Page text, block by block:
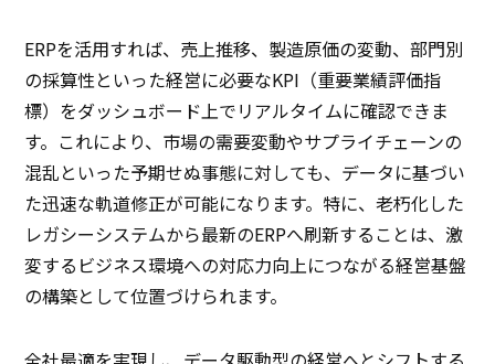
ERPを活用すれば、売上推移、製造原価の変動、部門別
の採算性といった経営に必要なKPI（重要業績評価指
標）をダッシュボード上でリアルタイムに確認できま
す。これにより、市場の需要変動やサプライチェーンの
混乱といった予期せぬ事態に対しても、データに基づい
た迅速な軌道修正が可能になります。特に、老朽化した
レガシーシステムから最新のERPへ刷新することは、激
変するビジネス環境への対応力向上につながる経営基盤
の構築として位置づけられます。